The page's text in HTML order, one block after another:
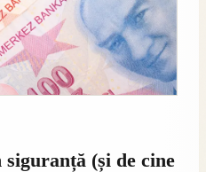
(și de cine